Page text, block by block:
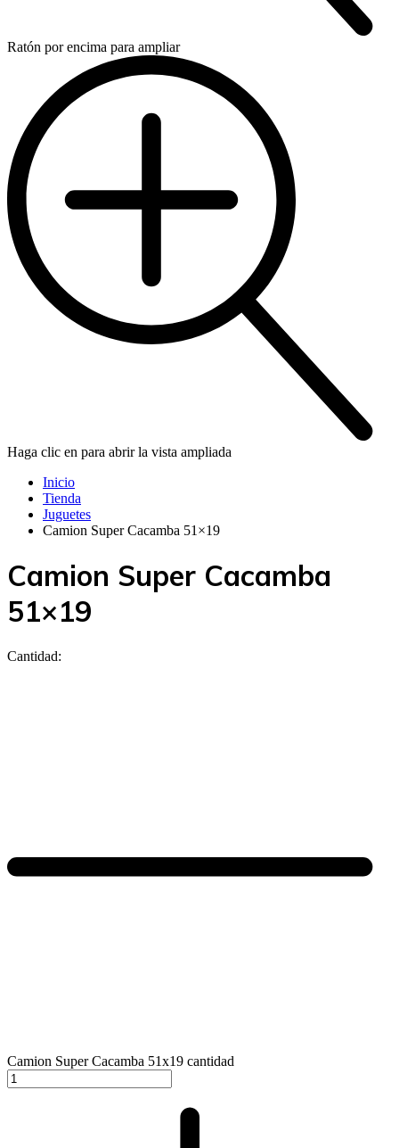
Ratón por encima para ampliar
Haga clic en para abrir la vista ampliada
Inicio
Tienda
Juguetes
Camion Super Cacamba 51×19
Camion Super Cacamba
51×19
Cantidad:
Camion Super Cacamba 51x19 cantidad